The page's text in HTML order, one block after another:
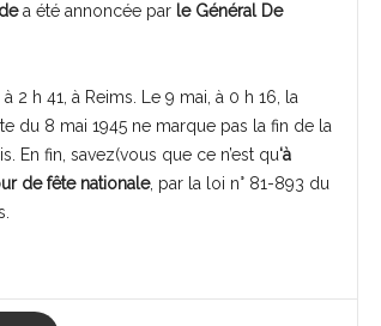
a été annoncée par le Général De
2 h 41, à Reims. Le 9 mai, à 0 h 16, la
du 8 mai 1945 ne marque pas la fin de la
En fin, savez(vous que ce n’est qu‘à
de fête nationale, par la loi n° 81-893 du